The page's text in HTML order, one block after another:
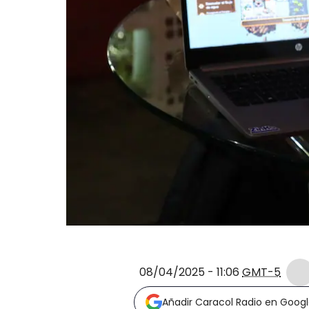
08/04/2025 - 11:06 GMT-5
Añadir Caracol Radio en